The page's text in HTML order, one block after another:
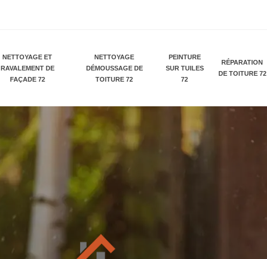
NETTOYAGE ET
RAVALEMENT DE
FAÇADE 72
NETTOYAGE
DÉMOUSSAGE DE
TOITURE 72
PEINTURE
SUR TUILES
72
RÉPARATION
DE TOITURE 72